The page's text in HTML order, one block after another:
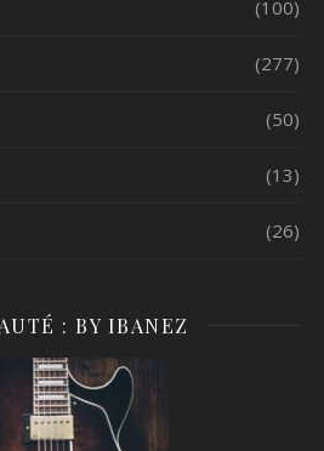
(100)
(277)
(50)
(13)
(26)
: BY IBANEZ